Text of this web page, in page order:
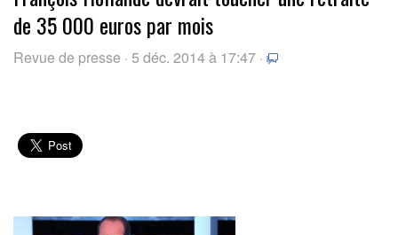
de 35 000 euros par mois
Revue de presse · 5 déc. 2014 à 17:47 ·